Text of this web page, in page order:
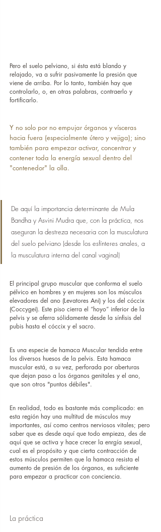
Pero el suelo pelviano, si ésta está blando y
relajado, va a sufrir pasivamente la presión que
viene de arriba. Por lo tanto, también hay que
controlarlo, o, en otras palabras, contraerlo y
fortificarlo.
Y no solo por no empujar órganos y vísceras
hacia fuera (especialmente útero y vejiga); sino
también para empezar activar, concentrar y
contener toda la energía sexual dentro del
"contenedor" la olla.
De aquí la importancia determinante de Mula
Bandha y Asvini Mudra que, con la práctica, nos
aseguran la destreza necesaria con la musculatura
del suelo pelviano (desde los esfínteres anales, a
la musculatura interna del canal vaginal)
El principal grupo muscular que conforma el suelo
pélvico en hombres y en mujeres son los músculos
elevadores del ano (Levatores Ani) y los del cóccix
(Coccygei). Este piso cierra el “hoyo” inferior de la
pelvis y se aferra sólidamente desde la sínfisis del
pubis hasta el cóccix y el sacro.
Es una especie de hamaca Muscular tendida entre
los diversos huesos de la pelvis. Esta hamaca
muscular está, a su vez, perforada por aberturas
que dejan paso a los órganos genitales y el ano,
que son otros "puntos débiles".
En realidad, todo es bastante más complicado: en
esta región hay una multitud de músculos muy
importantes, así como centros nerviosos vitales; pero
saber que es desde aquí que todo empieza, des de
aquí que se activa y hace crecer la enrgía sexual,
cual es el propósito y que cierta contracción de
estos músculos permiten que la hamaca resista el
aumento de presión de los órganos, es suficiente
para empezar a practicar con conciencia.
La práctica